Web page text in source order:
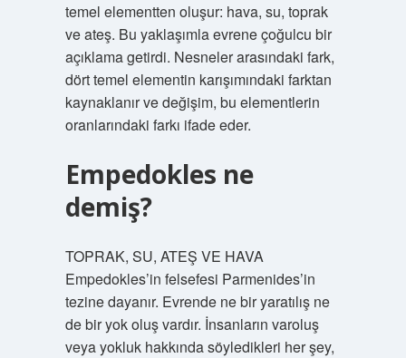
temel elementten oluşur: hava, su, toprak
ve ateş. Bu yaklaşımla evrene çoğulcu bir
açıklama getirdi. Nesneler arasındaki fark,
dört temel elementin karışımındaki farktan
kaynaklanır ve değişim, bu elementlerin
oranlarındaki farkı ifade eder.
Empedokles ne
demiş?
TOPRAK, SU, ATEŞ VE HAVA
Empedokles’in felsefesi Parmenides’in
tezine dayanır. Evrende ne bir yaratılış ne
de bir yok oluş vardır. İnsanların varoluş
veya yokluk hakkında söyledikleri her şey,